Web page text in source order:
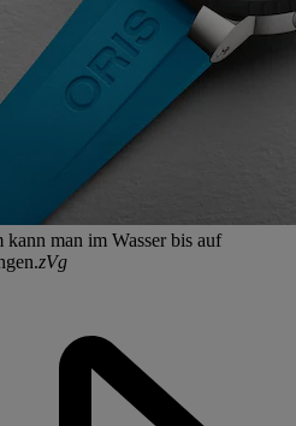
man im Wasser bis auf
zVg